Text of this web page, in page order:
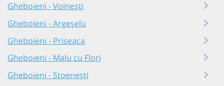
Gheboieni - Voinești
Gheboieni - Argeșelu
Gheboieni - Priseaca
Gheboieni - Malu cu Flori
Gheboieni - Stoenești